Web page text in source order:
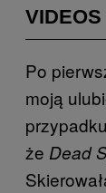
Po
moją
przypadku
że Dead